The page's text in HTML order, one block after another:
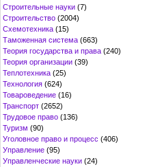
Строительные науки (7)
Строительство (2004)
Схемотехника (15)
Таможенная система (663)
Теория государства и права (240)
Теория организации (39)
Теплотехника (25)
Технология (624)
Товароведение (16)
Транспорт (2652)
Трудовое право (136)
Туризм (90)
Уголовное право и процесс (406)
Управление (95)
Управленческие науки (24)